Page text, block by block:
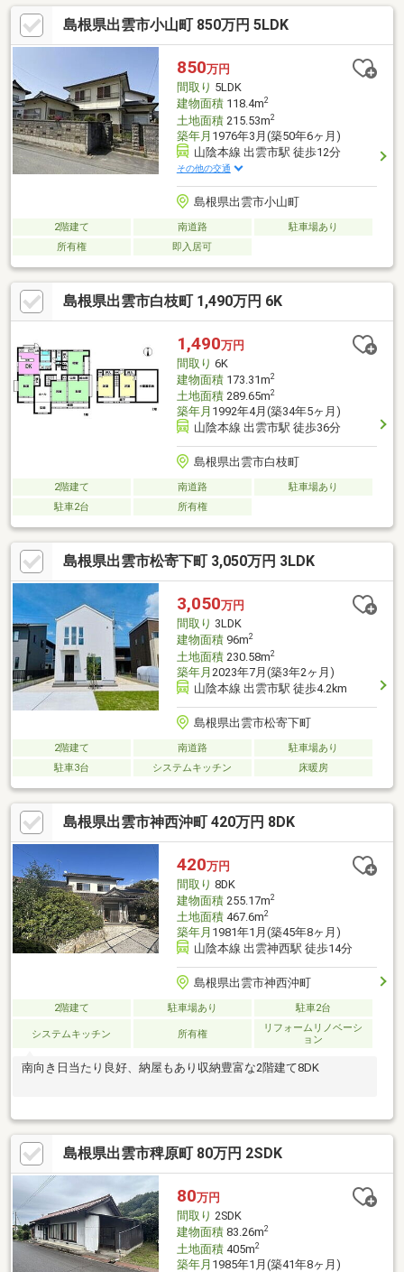
施設】・神西小学校まで800ｍ（徒歩10分）・河南中学校まで500
ｍ（徒歩7分）・ファミリーマートいずも神門店まで1400ｍ（徒
歩18分）・ゆめマート神西まで800ｍ（徒歩10分）・ドラックス
トアコスモス神門店まで1000ｍ（徒歩13分）※種類：居宅・物置
(物置部分：44.8平米)、未登記建物有（44.80平米・木造2階・付属
家離…
島根県出雲市小山町 850万円 5LDK
850万円
間取り 5LDK
建物面積118.4m2
土地面積215.53m2
築年月 1976年3月(築50年6ヶ月)
山陰本線 出雲市駅 徒歩12分
その他の交通
島根県出雲市小山町
2階建て 南道路
駐車場あり
所有権
即入居可
島根県出雲市白枝町 1,490万円 6K
1,490万円
間取り 6K
建物面積173.31m2
土地面積289.65m2
築年月 1992年4月(築34年5ヶ月)
山陰本線 出雲市駅 徒歩36分
島根県出雲市白枝町
2階建て 南道路
駐車場あり
駐車2台
所有権
島根県出雲市松寄下町 3,050万円 3LDK
3,050万円
間取り 3LDK
建物面積96m2
土地面積230.58m2
築年月 2023年7月(築3年2ヶ月)
山陰本線 出雲市駅 徒歩4.2km
島根県出雲市松寄下町
2階建て 南道路
駐車場あり
駐車3台
システムキッチン 床暖房
島根県出雲市神西沖町 420万円 8DK
420万円
間取り 8DK
建物面積255.17m2
土地面積467.6m2
築年月 1981年1月(築45年8ヶ月)
山陰本線 出雲神西駅 徒歩14分
島根県出雲市神西沖町
2階建て 駐車場あり 駐車2台
システムキッチン 所有権
リフォームリノベーシ
ョン
南向き日当たり良好、納屋もあり収納豊富な2階建て8DK
島根県出雲市稗原町 80万円 2SDK
80万円
間取り 2SDK
建物面積83.26m2
土地面積405m2
築年月 1985年1月(築41年8ヶ月)